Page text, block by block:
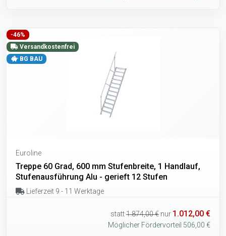
-46%
Versandkostenfrei
BG BAU
Euroline
Treppe 60 Grad, 600 mm Stufenbreite, 1 Handlauf,
Stufenausführung Alu - gerieft 12 Stufen
Lieferzeit 9 - 11 Werktage
statt1.874,00 € nur 1.012,00 €
Möglicher Fördervorteil 506,00 €